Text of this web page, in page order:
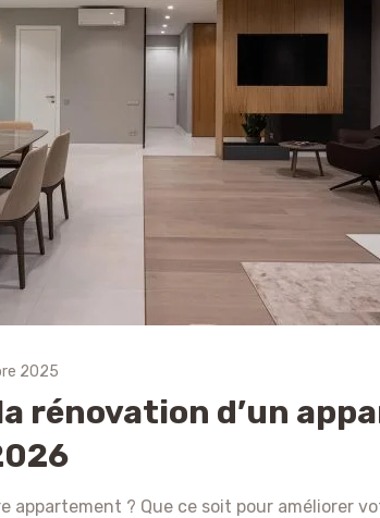
2025
rénovation d’un
appartement ? Que ce soit pour améliorer